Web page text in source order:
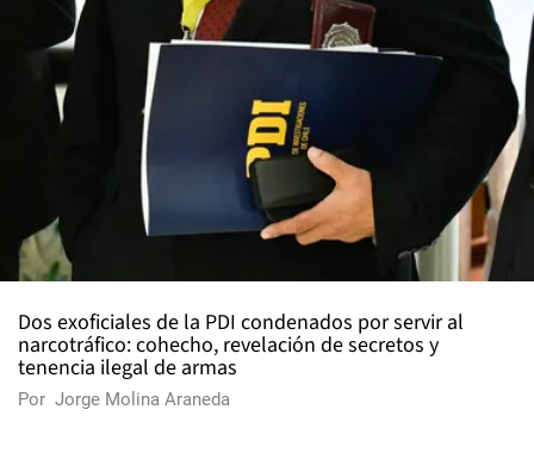
Dos exoficiales de la PDI condenados por servir al
narcotráfico: cohecho, revelación de secretos y
tenencia ilegal de armas
Por Jorge Molina Araneda